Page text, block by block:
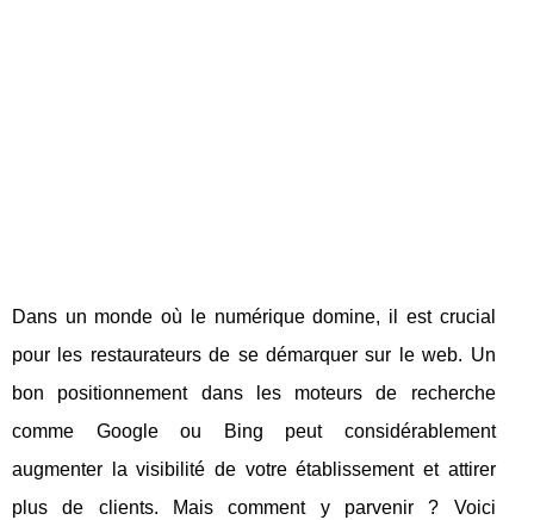
Dans un monde où le numérique domine, il est crucial
pour les restaurateurs de se démarquer sur le web. Un
bon positionnement dans les moteurs de recherche
comme Google ou Bing peut considérablement
augmenter la visibilité de votre établissement et attirer
plus de clients. Mais comment y parvenir ? Voici